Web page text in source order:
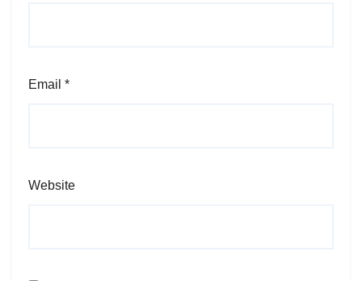
Email *
Website